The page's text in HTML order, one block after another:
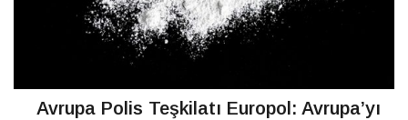
Avrupa Polis Teşkilatı Europol: Avrupa’yı